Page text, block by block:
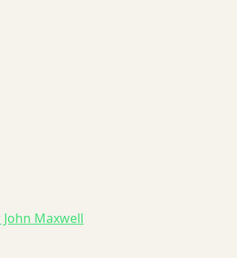
Maxwell